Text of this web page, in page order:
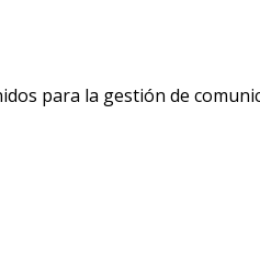
para la gestión de